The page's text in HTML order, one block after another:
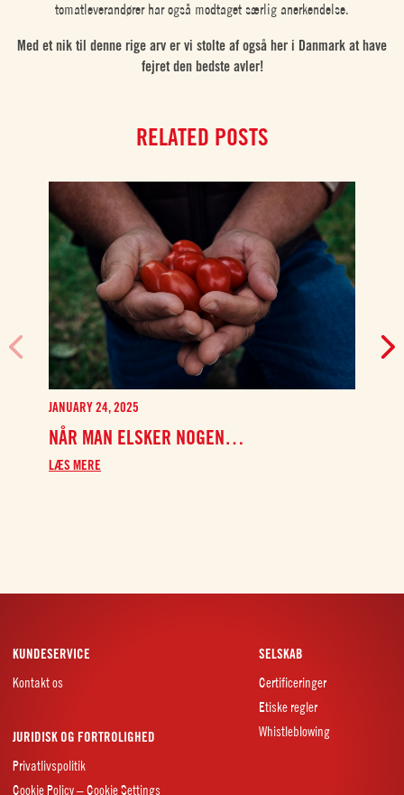
tomatleverandører har også modtaget særlig anerkendelse.
Med et nik til denne rige arv er vi stolte af også her i Danmark at have
fejret den bedste avler!
RELATED POSTS
JANUARY 24, 2025
NÅR MAN ELSKER NOGEN…
LÆS MERE
KUNDESERVICE
Kontakt os
SELSKAB
Certificeringer
Etiske regler
Whistleblowing
JURIDISK OG FORTROLIGHED
Privatlivspolitik
Cookie Policy – Cookie Settings